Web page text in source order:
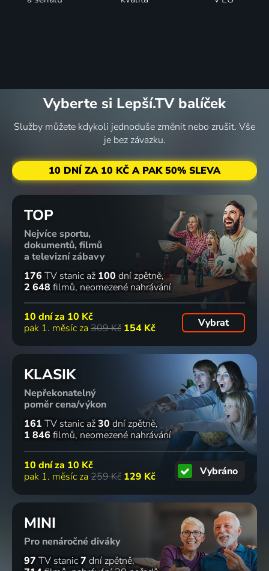
Vyberte si Lepší.TV balíček
Služby můžete kdykoli jednoduše změnit nebo zrušit. Vše
je bez závazku.
10 DNÍ ZA 10 KČ A PAK 50% SLEVA
TOP
Nejvíce sportu,
dokumentů, filmů
a televizní zábavy
176 TV stanic až 100 dní zpětně
2 648 filmů neomezené nahrávání
10 dní za 10 Kč
pak 1. měsíc za 309 Kč 154 Kč Vybrat
KLASIK
Nepřekonatelný
poměr cena/výkon
161 TV stanic až30 dní zpětně
1 846 filmů neomezené nahrávání
10 dní za 10 Kč
pak 1. měsíc za 259 Kč 129 Kč Vybráno
MINI
Pro nenáročné diváky
97 TV stanic7 dní zpětně